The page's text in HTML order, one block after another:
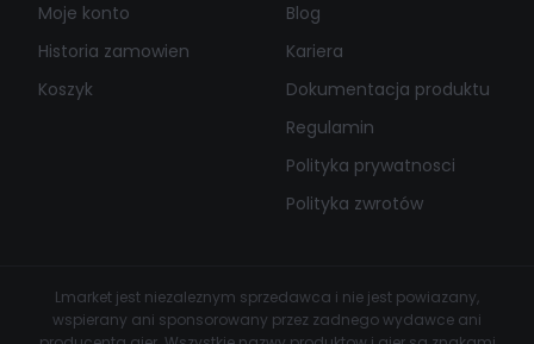
Moje konto
Historia zamowien
Koszyk
Blog
Kariera
Dokumentacja produktu
Regulamin
Polityka prywatnosci
Polityka zwrotów
Lmarket jest niezaleznym sprzedawca i nie jest powiazany,
wspierany ani sponsorowany przez zadnego wydawce ani